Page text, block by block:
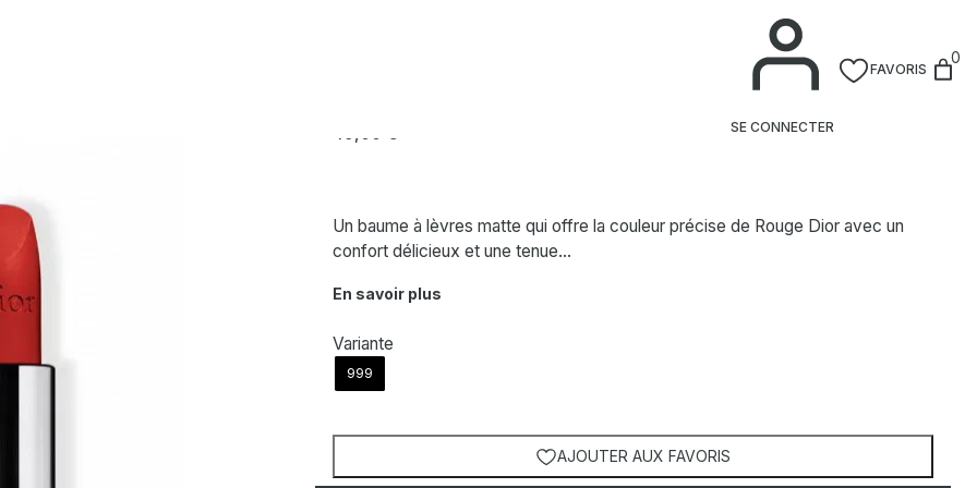
SE CONNECTER
FAVORIS
0
49,00 €
Un baume à lèvres matte qui offre la couleur précise de Rouge Dior avec un
confort délicieux et une tenue…
En savoir plus
Variante
999
AJOUTER AUX FAVORIS